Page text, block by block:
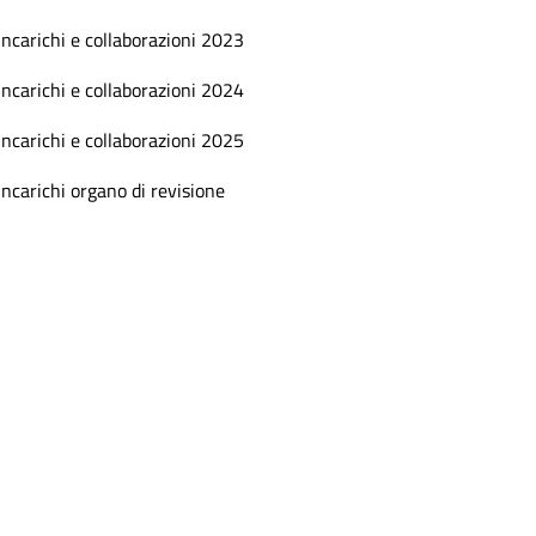
e collaborazioni 2023
e collaborazioni 2024
e collaborazioni 2025
organo di revisione